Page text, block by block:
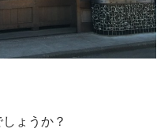
ょうか？